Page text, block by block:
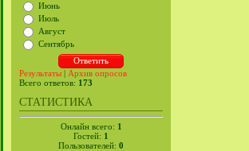
Июнь
Июль
Август
Сентябрь
Результаты | Архив опросов
Всего ответов: 173
СТАТИСТИКА
Онлайн всего: 1
Гостей: 1
Пользователей: 0